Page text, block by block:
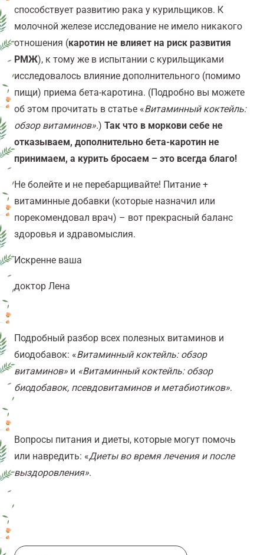
способствует развитию рака у курильщиков. К
молочной железе исследование не имело никакого
отношения (каротин не влияет на риск развития
РМЖ), к тому же в испытании с курильщиками
исследовалось влияние дополнительного (помимо
пищи) приема бета-каротина. (Подробно вы можете
об этом прочитать в статье «Витаминный коктейль:
обзор витаминов».) Так что в моркови себе не
отказываем, дополнительно бета-каротин не
принимаем, а курить бросаем – это всегда благо!
Не болейте и не перебарщивайте! Питание +
витаминные добавки (которые назначил или
порекомендовал врач) – вот прекрасный баланс
здоровья и здравомыслия.
Искренне ваша
доктор Лена
Подробный разбор всех полезных витаминов и
биодобавок: «Витаминный коктейль: обзор
витаминов» и «Витаминный коктейль: обзор
биодобавок, псевдовитаминов и метабиотиков».
Вопросы питания и диеты, которые могут помочь
или навредить: «Диеты во время лечения и после
выздоровления».